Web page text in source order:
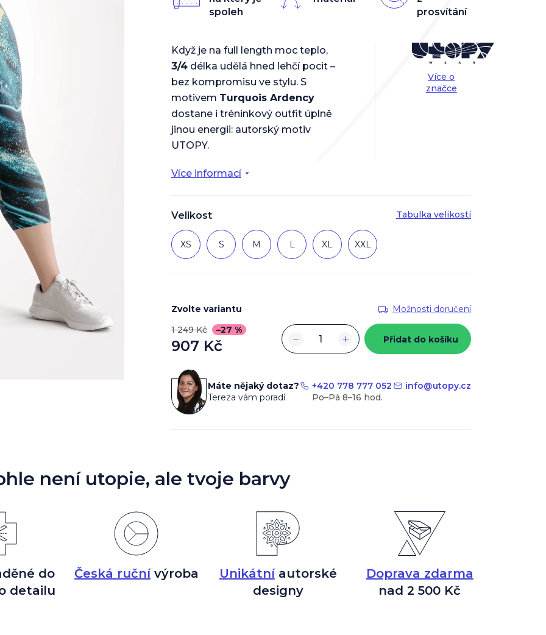
Velikost Tabulka velikostí
XS S M L XL XXL
Více informací
Když je na full length moc teplo,
3/4 délka udělá hned lehčí pocit –
bez kompromisu ve stylu. S
motivem Turquois Ardency
dostane i tréninkový outfit úplně
jinou energii: autorský motiv
UTOPY.
Více o
značce
spoleh
prosvítání
Zvolte variantu
Možnosti doručení
1 249 Kč
–27 %
907 Kč
cena:
+
− Přidat do košíku
5
Máte nějaký dotaz?
Tereza vám poradí
+420 778 777 052 info@utopy.cz
není utopie, ale tvoje barvy
do
detailu
Česká ručnívýroba Unikátníautorské
designy
Doprava zdarma
nad 2 500 Kč